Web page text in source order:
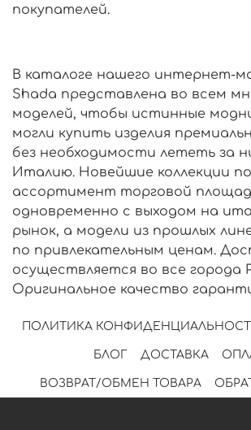
покупателей.
В каталоге нашего интернет-
Shadа представлена во всем
моделей, чтобы истинные
могли купить изделия
без необходимости лететь за
Италию. Новейшие коллекции
ассортимент торговой
одновременно с выходом на
рынок, а модели из прошлых
по привлекательным ценам.
осуществляется во все города
Оригинальное качество
ПОЛИТИКА
БЛОГ ДОСТАВКА
ВОЗВРАТ/ОБМЕН ТОВАРА